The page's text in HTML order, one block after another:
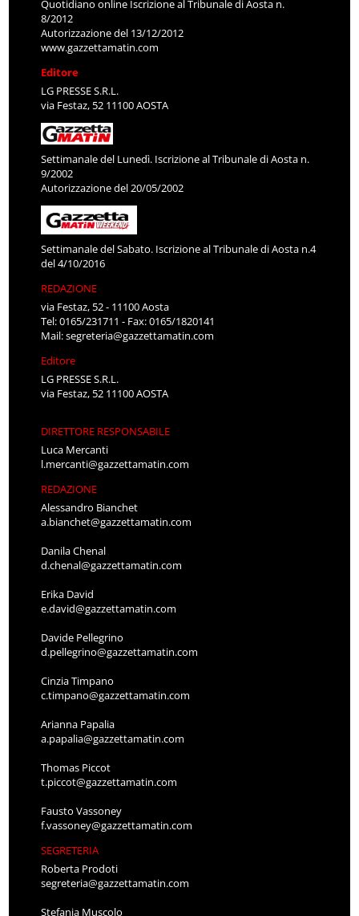
Quotidiano online Iscrizione al Tribunale di Aosta n.
8/2012
Autorizzazione del 13/12/2012
www.gazzettamatin.com
Editore
LG PRESSE S.R.L.
via Festaz, 52 11100 AOSTA
Settimanale del Lunedì. Iscrizione al Tribunale di Aosta n.
9/2002
Autorizzazione del 20/05/2002
Settimanale del Sabato. Iscrizione al Tribunale di Aosta n.4
del 4/10/2016
REDAZIONE
via Festaz, 52 - 11100 Aosta
Tel: 0165/231711 - Fax: 0165/1820141
Mail:segreteria@gazzettamatin.com
Editore
LG PRESSE S.R.L.
via Festaz, 52 11100 AOSTA
DIRETTORE RESPONSABILE
Luca Mercanti
l.mercanti@gazzettamatin.com
REDAZIONE
Alessandro Bianchet
a.bianchet@gazzettamatin.com
Danila Chenal
d.chenal@gazzettamatin.com
Erika David
e.david@gazzettamatin.com
Davide Pellegrino
d.pellegrino@gazzettamatin.com
Cinzia Timpano
c.timpano@gazzettamatin.com
Arianna Papalia
a.papalia@gazzettamatin.com
Thomas Piccot
t.piccot@gazzettamatin.com
Fausto Vassoney
f.vassoney@gazzettamatin.com
SEGRETERIA
Roberta Prodoti
segreteria@gazzettamatin.com
Stefania Muscolo